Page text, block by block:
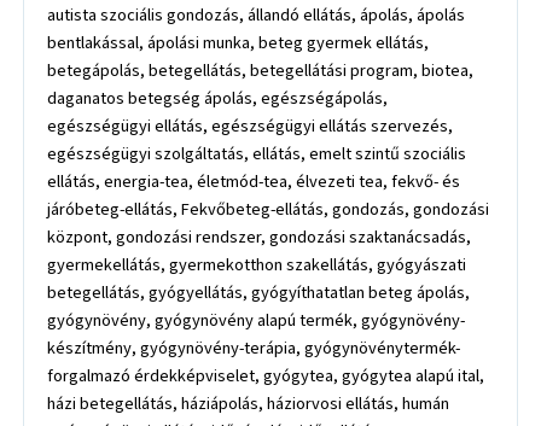
autista szociális gondozás, állandó ellátás, ápolás, ápolás
bentlakással, ápolási munka, beteg gyermek ellátás,
betegápolás, betegellátás, betegellátási program, biotea,
daganatos betegség ápolás, egészségápolás,
egészségügyi ellátás, egészségügyi ellátás szervezés,
egészségügyi szolgáltatás, ellátás, emelt szintű szociális
ellátás, energia-tea, életmód-tea, élvezeti tea, fekvő- és
járóbeteg-ellátás, Fekvőbeteg-ellátás, gondozás, gondozási
központ, gondozási rendszer, gondozási szaktanácsadás,
gyermekellátás, gyermekotthon szakellátás, gyógyászati
betegellátás, gyógyellátás, gyógyíthatatlan beteg ápolás,
gyógynövény, gyógynövény alapú termék, gyógynövény-
készítmény, gyógynövény-terápia, gyógynövénytermék-
forgalmazó érdekképviselet, gyógytea, gyógytea alapú ital,
házi betegellátás, háziápolás, háziorvosi ellátás, humán